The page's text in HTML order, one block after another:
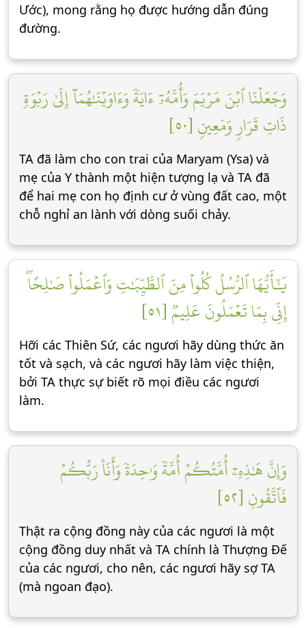
Ước), mong rằng họ được hướng dẫn đúng
đường.
وَجَعَلۡنَا ٱبۡنَ مَرۡيَمَ وَأُمَّهُۥٓ ءَايَةٗ وَءَاوَيۡنَٰهُمَآ إِلَىٰ رَبۡوَةٖ
ذَاتِ قَرَارٖ وَمَعِينٖ [٥٠]
TA đã làm cho con trai của Maryam (Ysa) và
mẹ của Y thành một hiện tượng lạ và TA đã
để hai mẹ con họ định cư ở vùng đất cao, một
chỗ nghỉ an lành với dòng suối chảy.
يَٰٓأَيُّهَا ٱلرُّسُلُ كُلُواْ مِنَ ٱلطَّيِّبَٰتِ وَٱعۡمَلُواْ صَٰلِحًاۖ
إِنِّي بِمَا تَعۡمَلُونَ عَلِيمٞ [٥١]
Hỡi các Thiên Sứ, các ngươi hãy dùng thức ăn
tốt và sạch, và các ngươi hãy làm việc thiện,
bởi TA thực sự biết rõ mọi điều các ngươi
làm.
وَإِنَّ هَٰذِهِۦٓ أُمَّتُكُمۡ أُمَّةٗ وَٰحِدَةٗ وَأَنَا۠ رَبُّكُمۡ
فَٱتَّقُونِ [٥٢]
Thật ra cộng đồng này của các ngươi là một
cộng đồng duy nhất và TA chính là Thượng Đế
của các ngươi, cho nên, các ngươi hãy sợ TA
(mà ngoan đạo).